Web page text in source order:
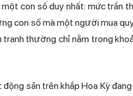
con số duy nhất: mức trần
con số mà một người mua
thường chỉ nằm trong
sản trên khắp Hoa Kỳ